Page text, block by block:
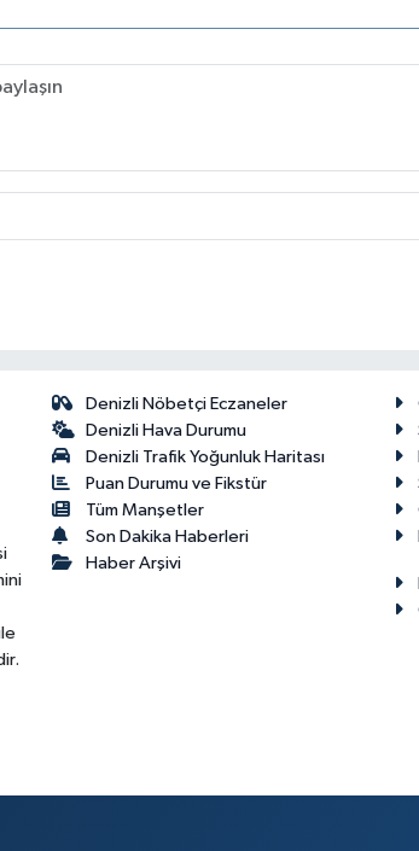
Denizli Nöbetçi Eczaneler
Denizli Hava Durumu
Denizli Trafik Yoğunluk Haritası
Puan Durumu ve Fikstür
Tüm Manşetler
Son Dakika Haberleri
Haber Arşivi